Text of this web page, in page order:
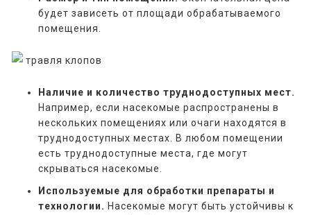
будет зависеть от площади обрабатываемого
помещения.
Наличие и количество труднодоступных мест.
Например, если насекомые распространены в
нескольких помещениях или очаги находятся в
труднодоступных местах. В любом помещении
есть труднодоступные места, где могут
скрываться насекомые.
Используемые для обработки препараты и
технологии. Насекомые могут быть устойчивы к